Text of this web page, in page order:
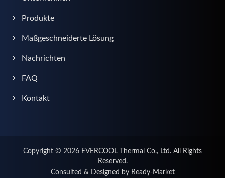
Produkte
Maßgeschneiderte Lösung
Nachrichten
FAQ
Kontakt
Copyright © 2026 EVERCOOL Thermal Co., Ltd. All Rights
Reserved.
Consulted & Designed by Ready-Market